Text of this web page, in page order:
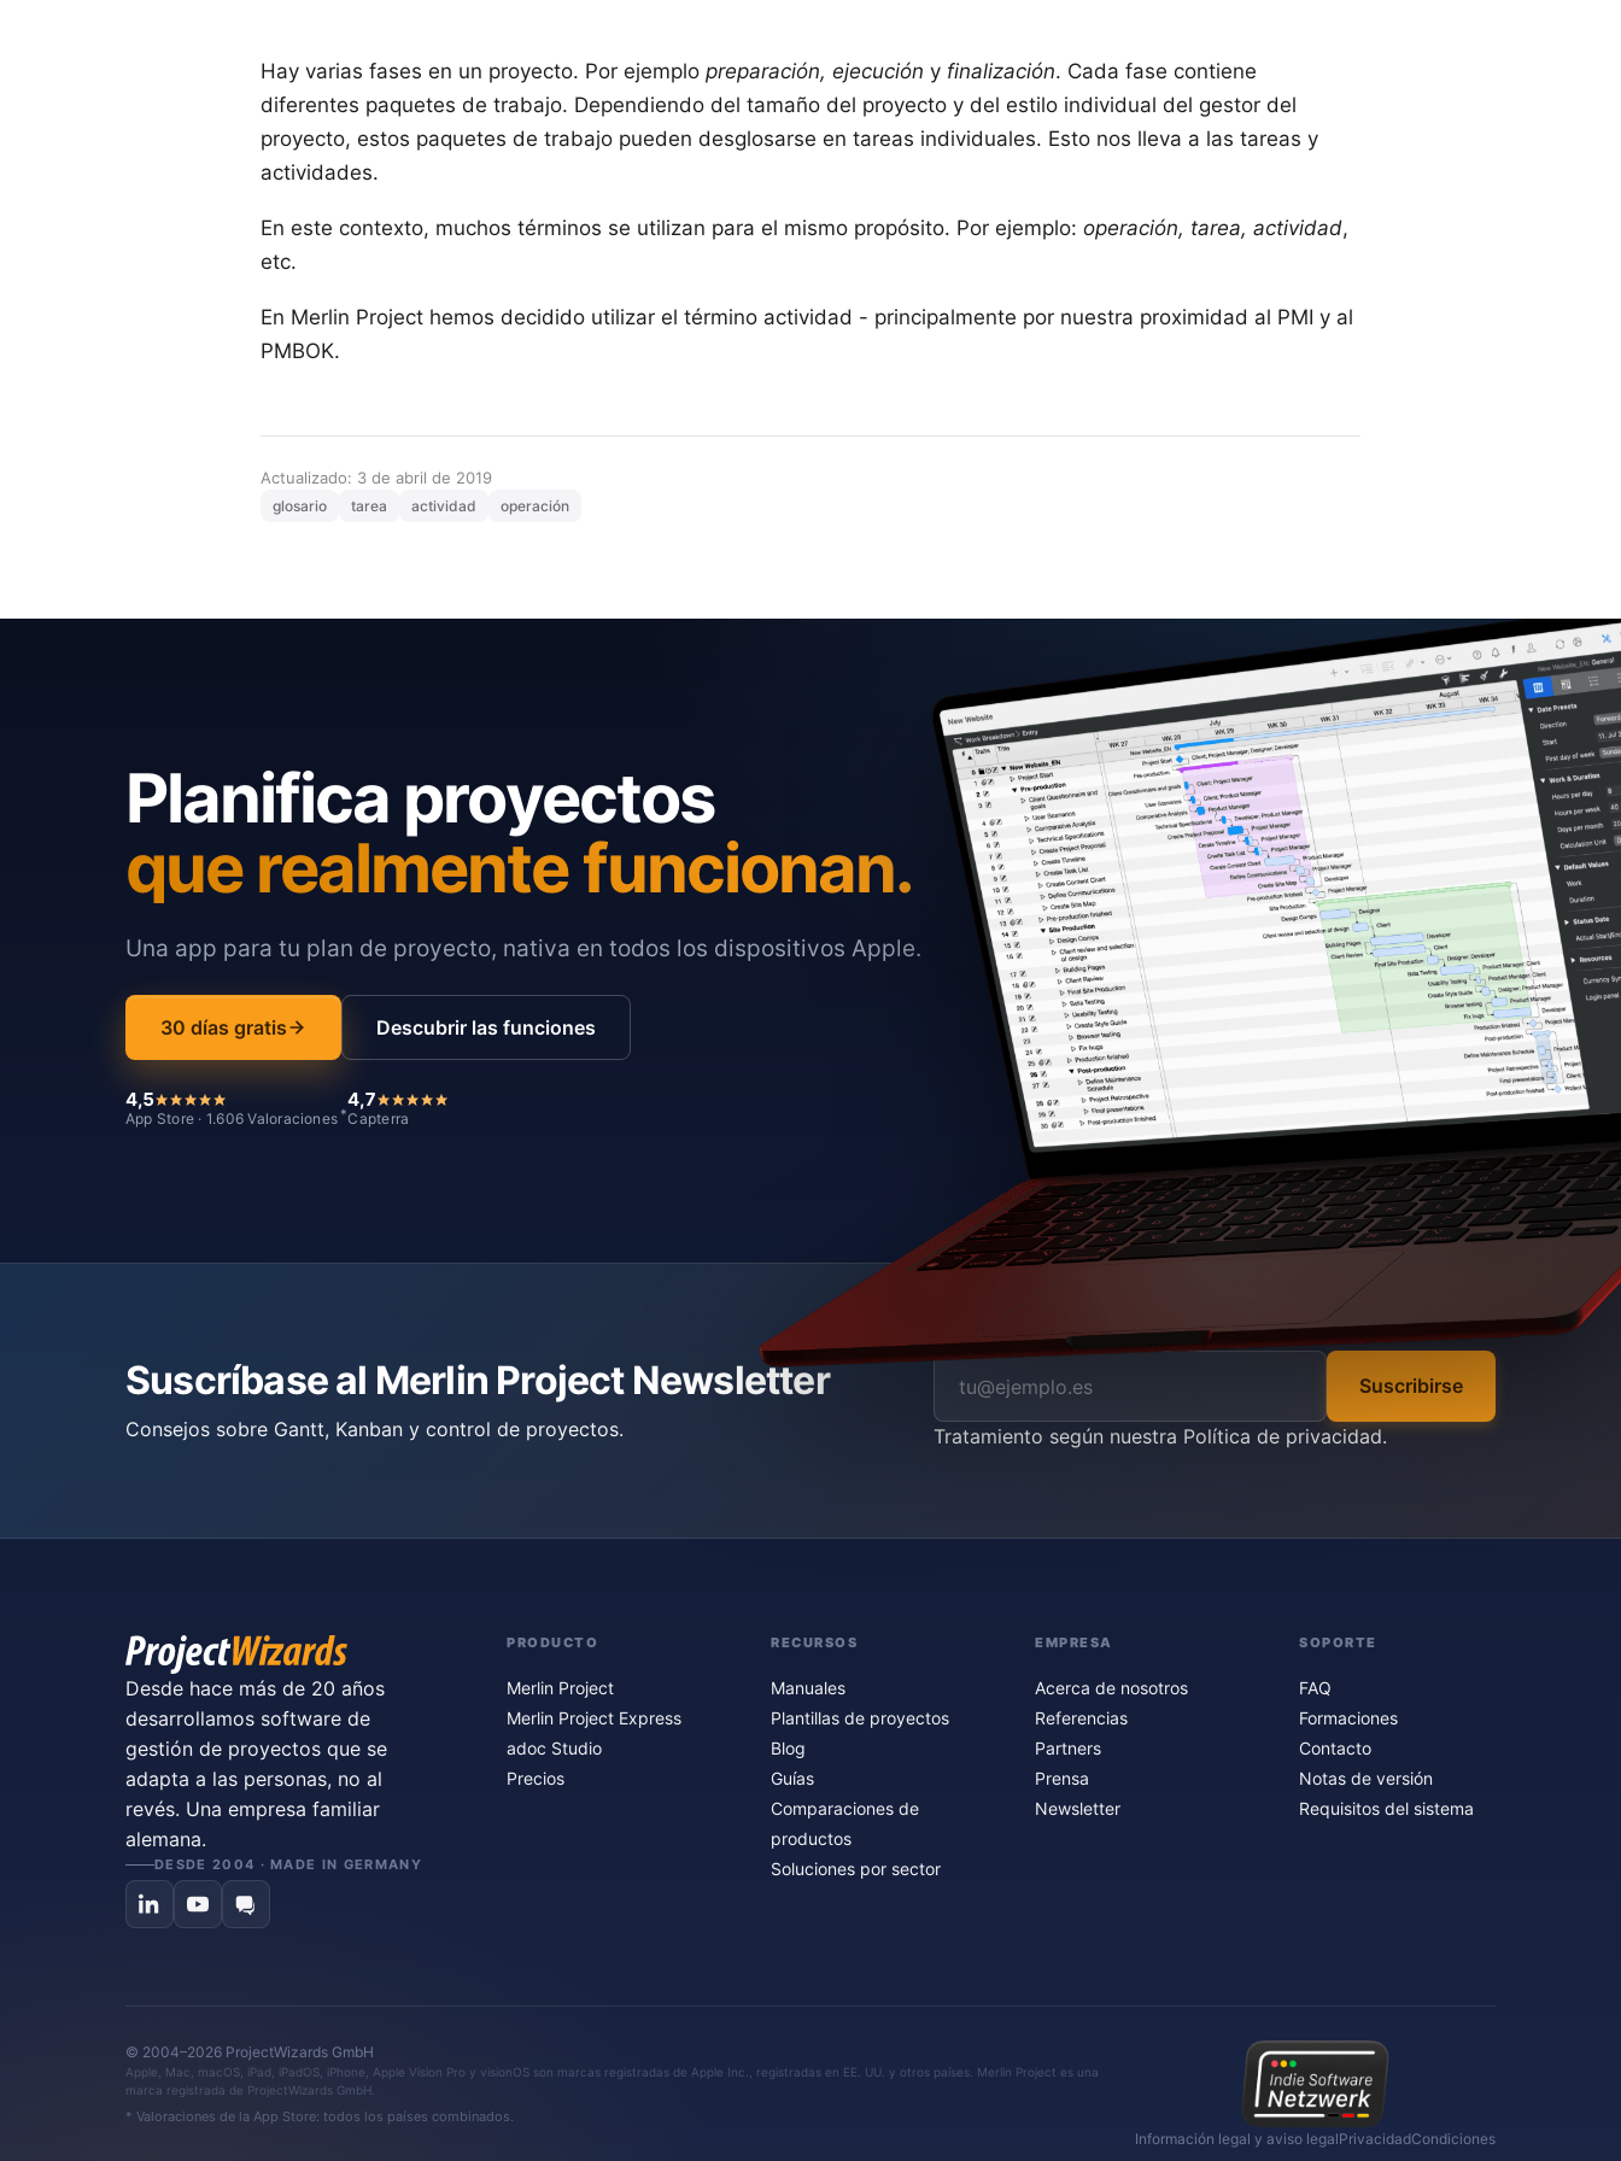
Hay varias fases en un proyecto. Por ejemplo preparación, ejecución y finalización. Cada fase contiene
diferentes paquetes de trabajo. Dependiendo del tamaño del proyecto y del estilo individual del gestor del
proyecto, estos paquetes de trabajo pueden desglosarse en tareas individuales. Esto nos lleva a las tareas y
actividades.
En este contexto, muchos términos se utilizan para el mismo propósito. Por ejemplo: operación, tarea, actividad,
etc.
En Merlin Project hemos decidido utilizar el término actividad - principalmente por nuestra proximidad al PMI y al
PMBOK.
Actualizado: 3 de abril de 2019
glosario tarea actividad operación
Planifica proyectos
que realmente funcionan.
Una app para tu plan de proyecto, nativa en todos los dispositivos Apple.
30 días gratis Descubrir las funciones
4,5
App Store · 1.606 Valoraciones *
4,7
Capterra
Suscríbase al Merlin Project Newsletter
Consejos sobre Gantt, Kanban y control de proyectos.
Suscribirse
Tratamiento según nuestra Política de privacidad.
Desde hace más de 20 años
desarrollamos software de
gestión de proyectos que se
adapta a las personas, no al
revés. Una empresa familiar
alemana.
DESDE 2004 · MADE IN GERMANY
PRODUCTO
Merlin Project
Merlin Project Express
adoc Studio
Precios
RECURSOS
Manuales
Plantillas de proyectos
Blog
Guías
Comparaciones de
productos
Soluciones por sector
EMPRESA
Acerca de nosotros
Referencias
Partners
Prensa
Newsletter
SOPORTE
FAQ
Formaciones
Contacto
Notas de versión
Requisitos del sistema
© 2004–2026 ProjectWizards GmbH
Apple, Mac, macOS, iPad, iPadOS, iPhone, Apple Vision Pro y visionOS son marcas registradas de Apple Inc., registradas en EE. UU. y otros países. Merlin Project es una
marca registrada de ProjectWizards GmbH.
* Valoraciones de la App Store: todos los países combinados.
Información legal y aviso legalPrivacidadCondiciones